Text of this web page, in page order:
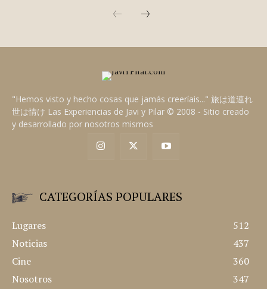
"Hemos visto y hecho cosas que jamás creeríais..." 旅は道連れ
世は情け Las Experiencias de Javi y Pilar © 2008 - Sitio creado
y desarrollado por nosotros mismos
CATEGORÍAS POPULARES
Lugares
512
Noticias
437
Cine
360
Nosotros
347